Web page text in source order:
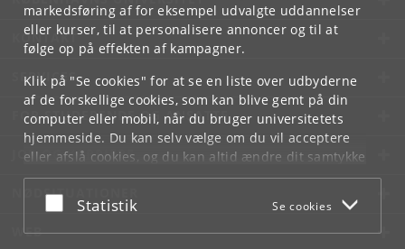
markedsføring af for eksempel udvalgte uddannelser
eller kurser, til at personalisere annoncer og til at
følge op på effekten af kampagner.
Klik på "Se cookies" for at se en liste over udbyderne
af de forskellige cookies, som kan blive gemt på din
computer eller mobil, når du bruger universitetets
hjemmeside. Du kan selv vælge om du vil acceptere
eller afslå cookies, og du kan altid ændre dit samtykke
underCookie- og privatlivspolitiksom du finder i
bunden af hver side.
Acceptér eller afslå
Statistik Se cookies
KONTAKT
SERVICES
FOR STUDERENDE OG ANSATTE
JOB OG KARRIERE
NØDSITUATIONER
WEB